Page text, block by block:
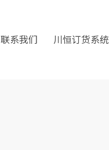
联系我们 川恒订货系统